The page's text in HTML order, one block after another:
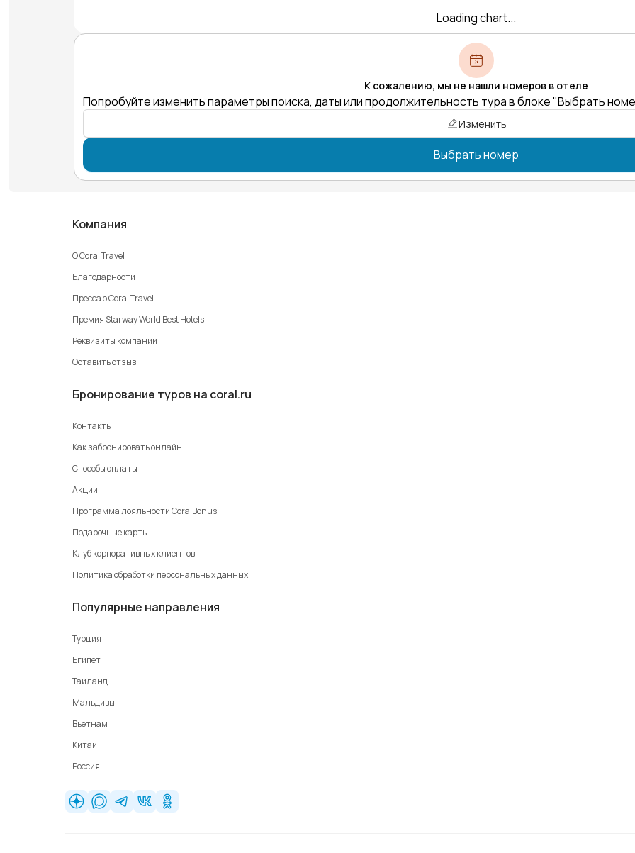
Loading chart...
К сожалению, мы не нашли номеров в отеле
Попробуйте изменить параметры поиска, даты или продолжительность тура в блоке "Выбрать
Изменить
Выбрать номер
Компания
О Coral Travel
Благодарности
Пресса о Coral Travel
Премия Starway World Best Hotels
Реквизиты компаний
Оставить отзыв
Бронирование туров на coral.ru
Контакты
Как забронировать онлайн
Способы оплаты
Акции
Программа лояльности CoralBonus
Подарочные карты
Клуб корпоративных клиентов
Политика обработки персональных данных
Популярные направления
Турция
Египет
Таиланд
Мальдивы
Вьетнам
Китай
Россия